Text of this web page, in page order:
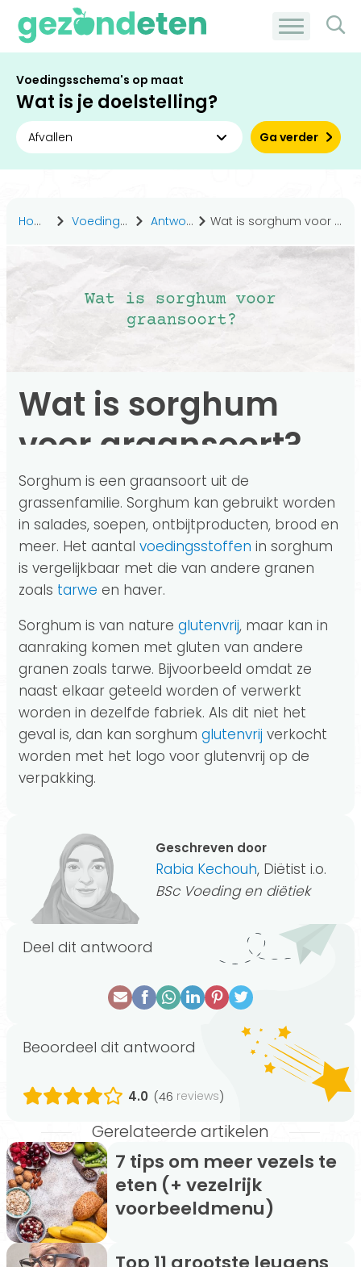
Voedingsschema's op maat
Wat is je doelstelling?
Ga verder
Home Voedingsstoffen Antwoorden Wat is sorghum voor graansoort?
Wat is sorghum
voor graansoort?
Sorghum is een graansoort uit de
grassenfamilie. Sorghum kan gebruikt worden
in salades, soepen, ontbijtproducten, brood en
meer. Het aantal voedingsstoffen in sorghum
is vergelijkbaar met die van andere granen
zoals tarwe en haver.
Sorghum is van nature glutenvrij, maar kan in
aanraking komen met gluten van andere
granen zoals tarwe. Bijvoorbeeld omdat ze
naast elkaar geteeld worden of verwerkt
worden in dezelfde fabriek. Als dit niet het
geval is, dan kan sorghum glutenvrij verkocht
worden met het logo voor glutenvrij op de
verpakking.
Geschreven door
Rabia Kechouh, Diëtist i.o.
BSc Voeding en diëtiek
Deel dit antwoord
Beoordeel dit antwoord
4.0 (46 reviews)
Gerelateerde artikelen
7 tips om meer vezels te
eten (+ vezelrijk
voorbeeldmenu)